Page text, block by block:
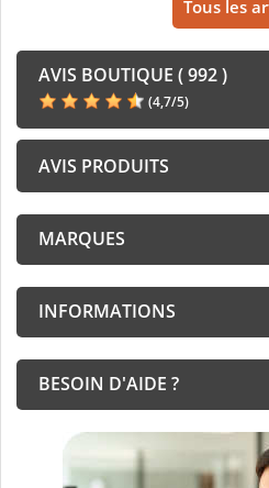
Tous les
AVIS BOUTIQUE ( 992 )
(4,7/5)
AVIS PRODUITS
MARQUES
INFORMATIONS
BESOIN D'AIDE ?